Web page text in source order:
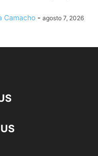
Camacho - agosto 7, 2026